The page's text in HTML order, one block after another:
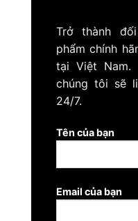
Trở thành
phẩm chính
tại Việt
chúng tôi sẽ
24/7.
Tên của bạn
Email của bạn